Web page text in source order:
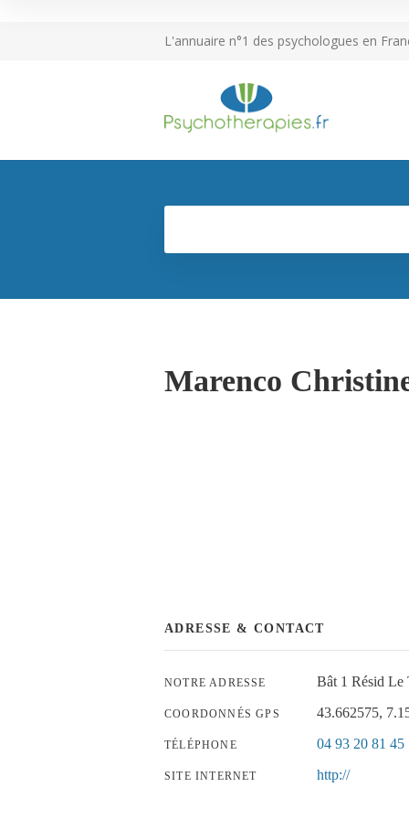
L'annuaire n°1 des psychologues en
Marenco
ADRESSE & CONTACT
NOTRE ADRESSE Bât 1 Résid Le
COORDONNÉS GPS 43.662575,
TÉLÉPHONE 04 93 20 81 45
SITE INTERNET http://